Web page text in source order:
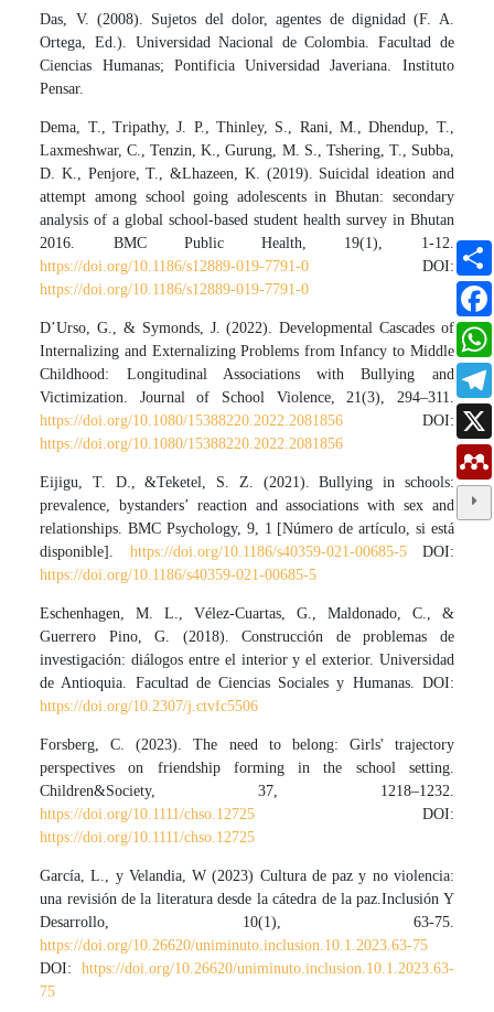
Das, V. (2008). Sujetos del dolor, agentes de dignidad (F. A.
Ortega, Ed.). Universidad Nacional de Colombia. Facultad de
Ciencias Humanas; Pontificia Universidad Javeriana. Instituto
Pensar.
Dema, T., Tripathy, J. P., Thinley, S., Rani, M., Dhendup, T.,
Laxmeshwar, C., Tenzin, K., Gurung, M. S., Tshering, T., Subba,
D. K., Penjore, T., &Lhazeen, K. (2019). Suicidal ideation and
attempt among school going adolescents in Bhutan: secondary
analysis of a global school-based student health survey in Bhutan
2016. BMC Public Health, 19(1), 1-12.
https://doi.org/10.1186/s12889-019-7791-0 DOI:
https://doi.org/10.1186/s12889-019-7791-0
D’Urso, G., & Symonds, J. (2022). Developmental Cascades of
Internalizing and Externalizing Problems from Infancy to Middle
Childhood: Longitudinal Associations with Bullying and
Victimization. Journal of School Violence, 21(3), 294–311.
https://doi.org/10.1080/15388220.2022.2081856 DOI:
https://doi.org/10.1080/15388220.2022.2081856
Eijigu, T. D., &Teketel, S. Z. (2021). Bullying in schools:
prevalence, bystanders’ reaction and associations with sex and
relationships. BMC Psychology, 9, 1 [Número de artículo, si está
disponible]. https://doi.org/10.1186/s40359-021-00685-5DOI:
https://doi.org/10.1186/s40359-021-00685-5
Eschenhagen, M. L., Vélez-Cuartas, G., Maldonado, C., &
Guerrero Pino, G. (2018). Construcción de problemas de
investigación: diálogos entre el interior y el exterior. Universidad
de Antioquia. Facultad de Ciencias Sociales y Humanas. DOI:
https://doi.org/10.2307/j.ctvfc5506
Forsberg, C. (2023). The need to belong: Girls' trajectory
perspectives on friendship forming in the school setting.
Children&Society, 37, 1218–1232.
https://doi.org/10.1111/chso.12725 DOI:
https://doi.org/10.1111/chso.12725
García, L., y Velandia, W (2023) Cultura de paz y no violencia:
una revisión de la literatura desde la cátedra de la paz.Inclusión Y
Desarrollo, 10(1), 63-75.
https://doi.org/10.26620/uniminuto.inclusion.10.1.2023.63-75
DOI: https://doi.org/10.26620/uniminuto.inclusion.10.1.2023.63-
75